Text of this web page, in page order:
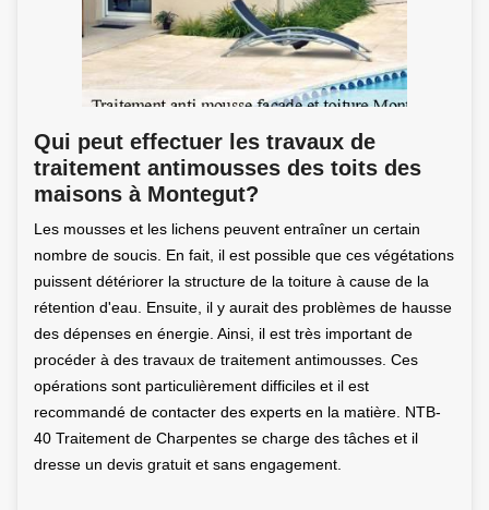
Qui peut effectuer les travaux de
traitement antimousses des toits des
maisons à Montegut?
Les mousses et les lichens peuvent entraîner un certain
nombre de soucis. En fait, il est possible que ces végétations
puissent détériorer la structure de la toiture à cause de la
rétention d'eau. Ensuite, il y aurait des problèmes de hausse
des dépenses en énergie. Ainsi, il est très important de
procéder à des travaux de traitement antimousses. Ces
opérations sont particulièrement difficiles et il est
recommandé de contacter des experts en la matière. NTB-
40 Traitement de Charpentes se charge des tâches et il
dresse un devis gratuit et sans engagement.